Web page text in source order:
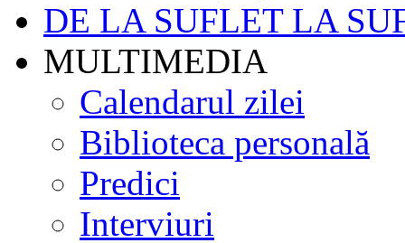
DE LA SUFLET LA
MULTIMEDIA
Calendarul zilei
Biblioteca personală
Predici
Interviuri